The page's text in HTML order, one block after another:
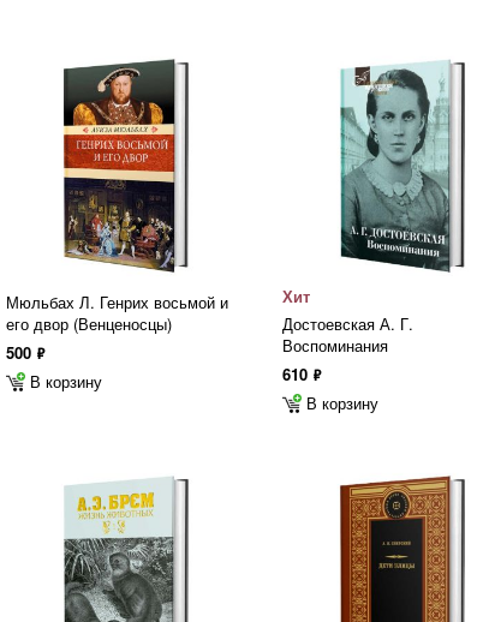
Мюльбах Л. Генрих восьмой и
его двор (Венценосцы)
500 ф
В корзину
Хит
Достоевская А. Г.
Воспоминания
610 ф
В корзину